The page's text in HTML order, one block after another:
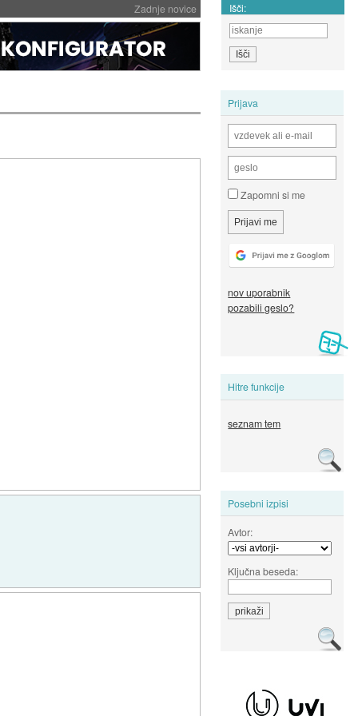
Zadnje novice Išči:
Prijava
Zapomni si me
nov uporabnik
pozabili geslo?
Hitre funkcije
seznam tem
Posebni izpisi
Avtor:
Ključna beseda: